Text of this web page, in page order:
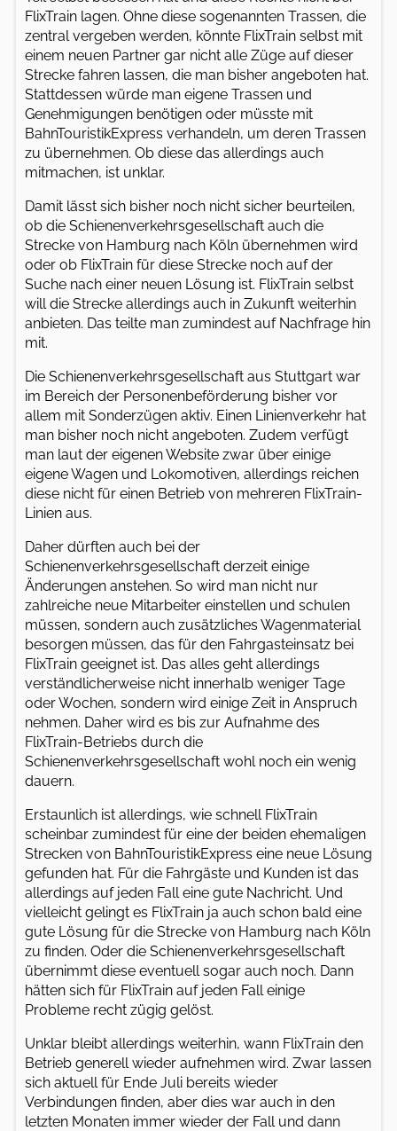
FlixTrain lagen. Ohne diese sogenannten Trassen, die
zentral vergeben werden, könnte FlixTrain selbst mit
einem neuen Partner gar nicht alle Züge auf dieser
Strecke fahren lassen, die man bisher angeboten hat.
Stattdessen würde man eigene Trassen und
Genehmigungen benötigen oder müsste mit
BahnTouristikExpress verhandeln, um deren Trassen
zu übernehmen. Ob diese das allerdings auch
mitmachen, ist unklar.
Damit lässt sich bisher noch nicht sicher beurteilen,
ob die Schienenverkehrsgesellschaft auch die
Strecke von Hamburg nach Köln übernehmen wird
oder ob FlixTrain für diese Strecke noch auf der
Suche nach einer neuen Lösung ist. FlixTrain selbst
will die Strecke allerdings auch in Zukunft weiterhin
anbieten. Das teilte man zumindest auf Nachfrage hin
mit.
Die Schienenverkehrsgesellschaft aus Stuttgart war
im Bereich der Personenbeförderung bisher vor
allem mit Sonderzügen aktiv. Einen Linienverkehr hat
man bisher noch nicht angeboten. Zudem verfügt
man laut der eigenen Website zwar über einige
eigene Wagen und Lokomotiven, allerdings reichen
diese nicht für einen Betrieb von mehreren FlixTrain-
Linien aus.
Daher dürften auch bei der
Schienenverkehrsgesellschaft derzeit einige
Änderungen anstehen. So wird man nicht nur
zahlreiche neue Mitarbeiter einstellen und schulen
müssen, sondern auch zusätzliches Wagenmaterial
besorgen müssen, das für den Fahrgasteinsatz bei
FlixTrain geeignet ist. Das alles geht allerdings
verständlicherweise nicht innerhalb weniger Tage
oder Wochen, sondern wird einige Zeit in Anspruch
nehmen. Daher wird es bis zur Aufnahme des
FlixTrain-Betriebs durch die
Schienenverkehrsgesellschaft wohl noch ein wenig
dauern.
Erstaunlich ist allerdings, wie schnell FlixTrain
scheinbar zumindest für eine der beiden ehemaligen
Strecken von BahnTouristikExpress eine neue Lösung
gefunden hat. Für die Fahrgäste und Kunden ist das
allerdings auf jeden Fall eine gute Nachricht. Und
vielleicht gelingt es FlixTrain ja auch schon bald eine
gute Lösung für die Strecke von Hamburg nach Köln
zu finden. Oder die Schienenverkehrsgesellschaft
übernimmt diese eventuell sogar auch noch. Dann
hätten sich für FlixTrain auf jeden Fall einige
Probleme recht zügig gelöst.
Unklar bleibt allerdings weiterhin, wann FlixTrain den
Betrieb generell wieder aufnehmen wird. Zwar lassen
sich aktuell für Ende Juli bereits wieder
Verbindungen finden, aber dies war auch in den
letzten Monaten immer wieder der Fall und dann